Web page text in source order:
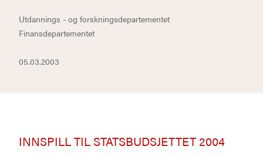
Utdannings - og forskningsdepartementet
Finansdepartementet
05.03.2003
INNSPILL TIL STATSBUDSJETTET 2004